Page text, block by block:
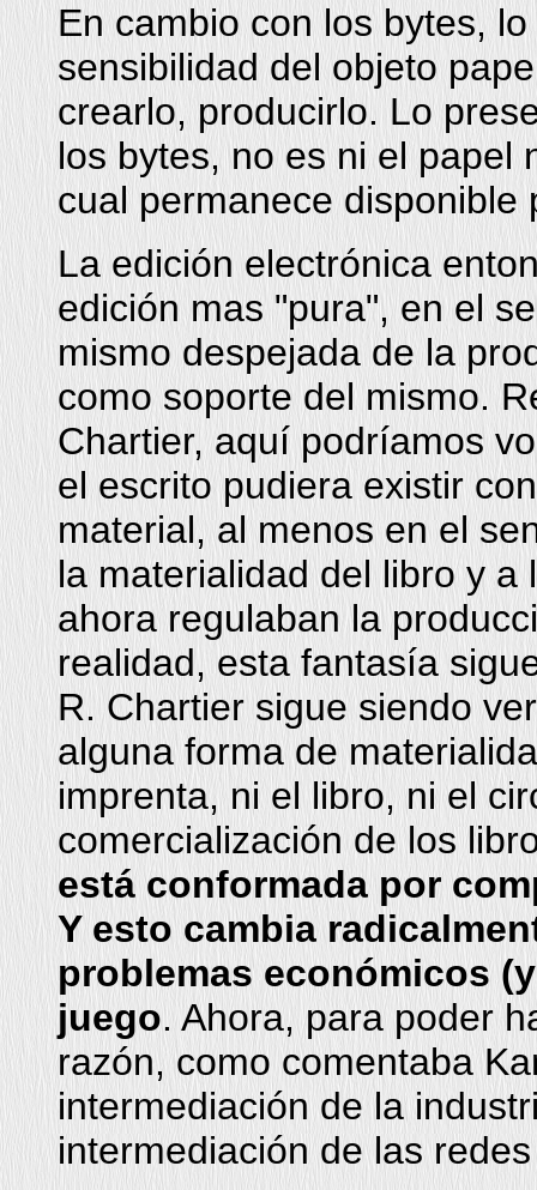
En cambio con los bytes,
sensibilidad del objeto
crearlo, producirlo. Lo
los bytes, no es ni el papel
cual permanece
La edición electrónica
edición mas "pura", en el
mismo despejada de la
como soporte del mismo.
Chartier, aquí podríamos
el escrito pudiera existir
material, al menos en el
la materialidad del libro y
ahora regulaban la
realidad, esta fantasía
R. Chartier sigue siendo
alguna forma de
imprenta, ni el libro, ni el
comercialización de los
está conformada por
Y esto cambia
problemas económicos
juego. Ahora, para poder
razón, como comentaba
intermediación de la
intermediación de las